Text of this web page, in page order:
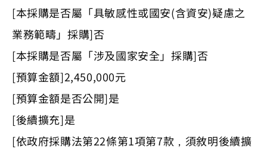
[本採購是否屬「具敏感性或國安(含資安)疑慮之
業務範疇」採購]否
[本採購是否屬「涉及國家安全」採購]否
[預算金額]2,450,000元
[預算金額是否公開]是
[後續擴充]是
[依政府採購法第22條第1項第7款，須敘明後續擴